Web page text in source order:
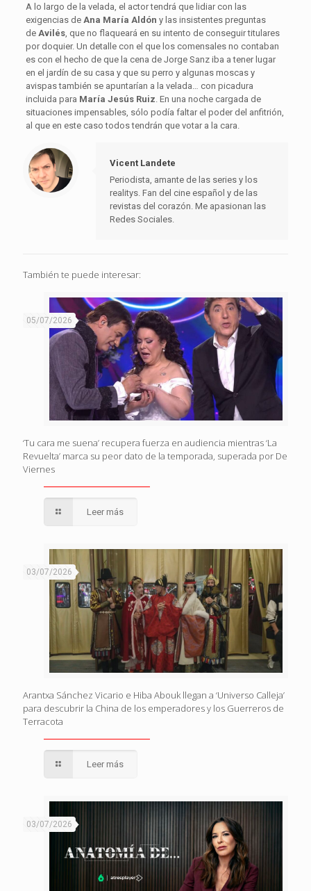
A lo largo de la velada, el actor tendrá que lidiar con las
exigencias de Ana María Aldón y las insistentes preguntas
de Avilés, que no flaqueará en su intento de conseguir titulares
por doquier. Un detalle con el que los comensales no contaban
es con el hecho de que la cena de Jorge Sanz iba a tener lugar
en el jardín de su casa y que su perro y algunas moscas y
avispas también se apuntarían a la velada… con picadura
incluida para María Jesús Ruiz . En una noche cargada de
situaciones impensables, sólo podía faltar el poder del anfitrión,
al que en este caso todos tendrán que votar a la cara.
Vicent Landete
Periodista, amante de las series y los
realitys. Fan del cine español y de las
revistas del corazón. Me apasionan las
Redes Sociales.
También te puede interesar:
05/07/2026
‘Tu cara me suena’ recupera fuerza en audiencia mientras ‘La
Revuelta’ marca su peor dato de la temporada, superada por De
Viernes
Leer más
03/07/2026
Arantxa Sánchez Vicario e Hiba Abouk llegan a ‘Universo Calleja’
para descubrir la China de los emperadores y los Guerreros de
Terracota
Leer más
03/07/2026